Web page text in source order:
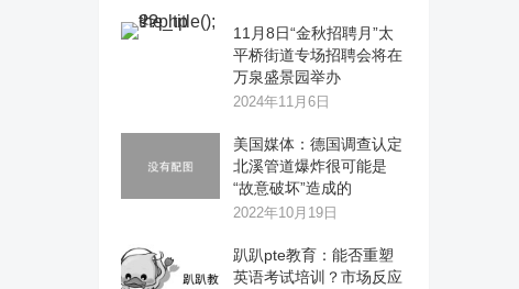
11月8日“金秋招聘月”太
平桥街道专场招聘会将在
万泉盛景园举办
2024年11月6日
美国媒体：德国调查认定
北溪管道爆炸很可能是
“故意破坏”造成的
2022年10月19日
趴趴pte教育：能否重塑
英语考试培训？市场反应